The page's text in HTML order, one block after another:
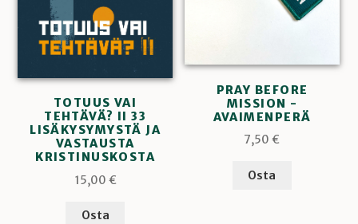
TOTUUS VAI
TEHTÄVÄ? II 33
LISÄKYSYMYSTÄ JA
VASTAUSTA
KRISTINUSKOSTA
15,00 €
Osta
PRAY BEFORE
MISSION -
AVAIMENPERÄ
7,50€
Osta